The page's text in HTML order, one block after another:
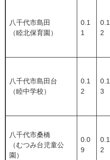
八千代市島田
（睦北保育園）
0.1
1
0.1
2
八千代市島田台
（睦中学校）
0.1
2
0.1
3
八千代市桑橋
（むつみ台児童公
園）
0.0
9
0.1
2